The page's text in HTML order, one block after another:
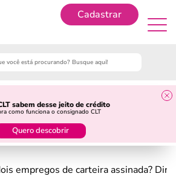
Cadastrar
sabem desse jeito de crédito
como funciona o consignado CLT
Quero descobrir
empregos de carteira assinada?